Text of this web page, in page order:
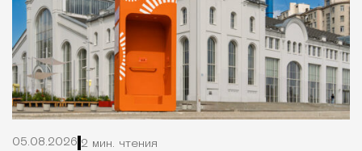
05.08.2026 2 мин. чтения